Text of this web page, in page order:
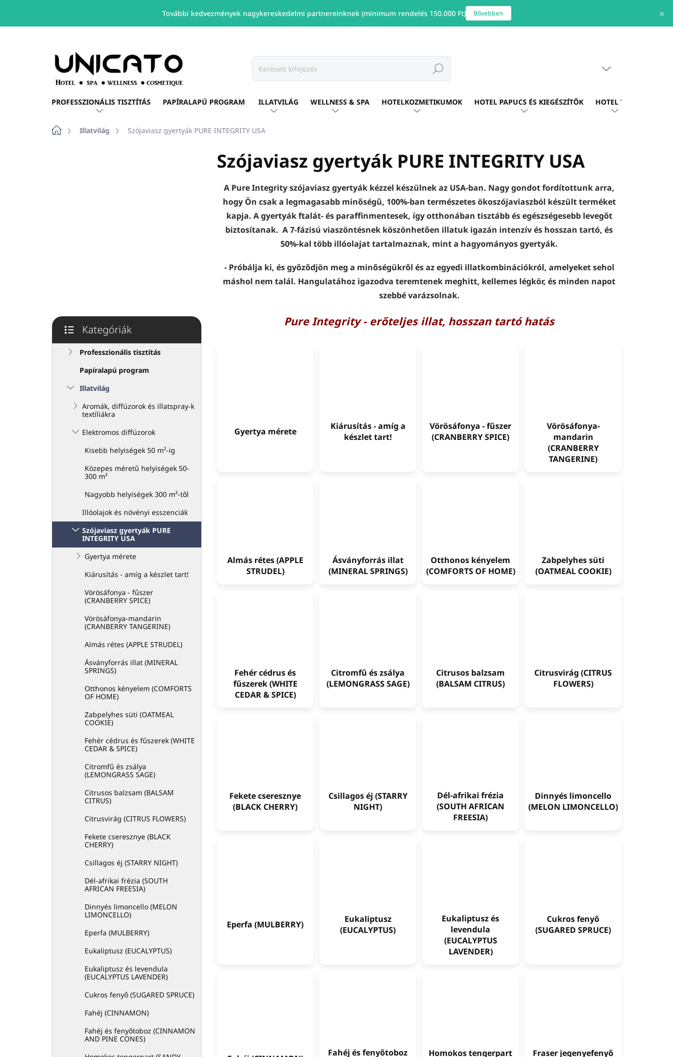
További kedvezmények nagykereskedelmi partnereinknek (minimum rendelés 150.000 Ft) Bővebben
✕
Ugrás
Keresés
PROFESSZIONÁLIS TISZTÍTÁS PAPÍRALAPÚ PROGRAM ILLATVILÁG WELLNESS & SPA HOTELKOZMETIKUMOK HOTEL PAPUCS ÉS KIEGÉSZÍTŐK HOTEL TEXTIL
KezdőlapIllatvilág Szójaviasz gyertyák PURE INTEGRITY USA
Kategóriák
átugrása
Kategóriák
Professzionális tisztítás
Papíralapú program
Illatvilág
Aromák, diffúzorok és illatspray-k
textíliákra
Elektromos diffúzorok
Kisebb helyiségek 50 m²-ig
Közepes méretű helyiségek 50-
300 m²
Nagyobb helyiségek 300 m²-től
Illóolajok és növényi esszenciák
Szójaviasz gyertyák PURE
INTEGRITY USA
Gyertya mérete
Kiárusítás - amíg a készlet tart!
Vörösáfonya - fűszer
(CRANBERRY SPICE)
Vörösáfonya-mandarin
(CRANBERRY TANGERINE)
Almás rétes (APPLE STRUDEL)
Ásványforrás illat (MINERAL
SPRINGS)
Otthonos kényelem (COMFORTS
OF HOME)
Zabpelyhes süti (OATMEAL
COOKIE)
Fehér cédrus és fűszerek (WHITE
CEDAR & SPICE)
Citromfű és zsálya
(LEMONGRASS SAGE)
Citrusos balzsam (BALSAM
CITRUS)
Citrusvirág (CITRUS FLOWERS)
Fekete cseresznye (BLACK
CHERRY)
Csillagos éj (STARRY NIGHT)
Dél-afrikai frézia (SOUTH
AFRICAN FREESIA)
Dinnyés limoncello (MELON
LIMONCELLO)
Eperfa (MULBERRY)
Eukaliptusz (EUCALYPTUS)
Eukaliptusz és levendula
(EUCALYPTUS LAVENDER)
Cukros fenyő (SUGARED SPRUCE)
Fahéj (CINNAMON)
Fahéj és fenyőtoboz (CINNAMON
AND PINE CONES)
Szójaviasz gyertyák PURE INTEGRITY USA
A Pure Integrity szójaviasz gyertyák kézzel készülnek az USA-ban. Nagy gondot fordítottunk arra,
hogy Ön csak a legmagasabb minőségű, 100%-ban természetes ökoszójaviaszból készült terméket
kapja. A gyertyák ftalát- és paraffinmentesek, így otthonában tisztább és egészségesebb levegőt
biztosítanak. A 7-fázisú viaszöntésnek köszönhetően illatuk igazán intenzív és hosszan tartó, és
50%-kal több illóolajat tartalmaznak, mint a hagyományos gyertyák.
- Próbálja ki, és győződjön meg a minőségükről és az egyedi illatkombinációkról, amelyeket sehol
máshol nem talál. Hangulatához igazodva teremtenek meghitt, kellemes légkör, és minden napot
szebbé varázsolnak.
Pure Integrity - erőteljes illat, hosszan tartó hatás
Gyertya mérete
Kiárusítás - amíg a
készlet tart!
Vörösáfonya - fűszer
(CRANBERRY SPICE)
Vörösáfonya-
mandarin
(CRANBERRY
TANGERINE)
Almás rétes (APPLE
STRUDEL)
Ásványforrás illat
(MINERAL SPRINGS)
Otthonos kényelem
(COMFORTS OF HOME)
Zabpelyhes süti
(OATMEAL COOKIE)
Fehér cédrus és
fűszerek (WHITE
CEDAR & SPICE)
Citromfű és zsálya
(LEMONGRASS SAGE)
Citrusos balzsam
(BALSAM CITRUS)
Citrusvirág (CITRUS
FLOWERS)
Fekete cseresznye
(BLACK CHERRY)
Csillagos éj (STARRY
NIGHT)
Dél-afrikai frézia
(SOUTH AFRICAN
FREESIA)
Dinnyés limoncello
(MELON LIMONCELLO)
Eperfa (MULBERRY)
Eukaliptusz
(EUCALYPTUS)
Eukaliptusz és
levendula
(EUCALYPTUS
LAVENDER)
Cukros fenyő
(SUGARED SPRUCE)
Fahéj és fenyőtoboz
Homokos tengerpart
Fraser jegenyefenyő